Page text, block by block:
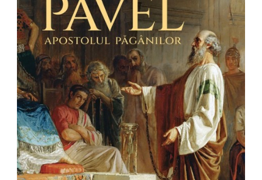
Resurse umane
Vanzari si marketing
Carte scolara
Atlase, dictionare si enciclopedii
Carte prescolara
Carte scolara
Dictionare de limba romana
Ghiduri de conversatie
Invatamant gimnazial
Invatamant primar
Invatarea limbilor straine